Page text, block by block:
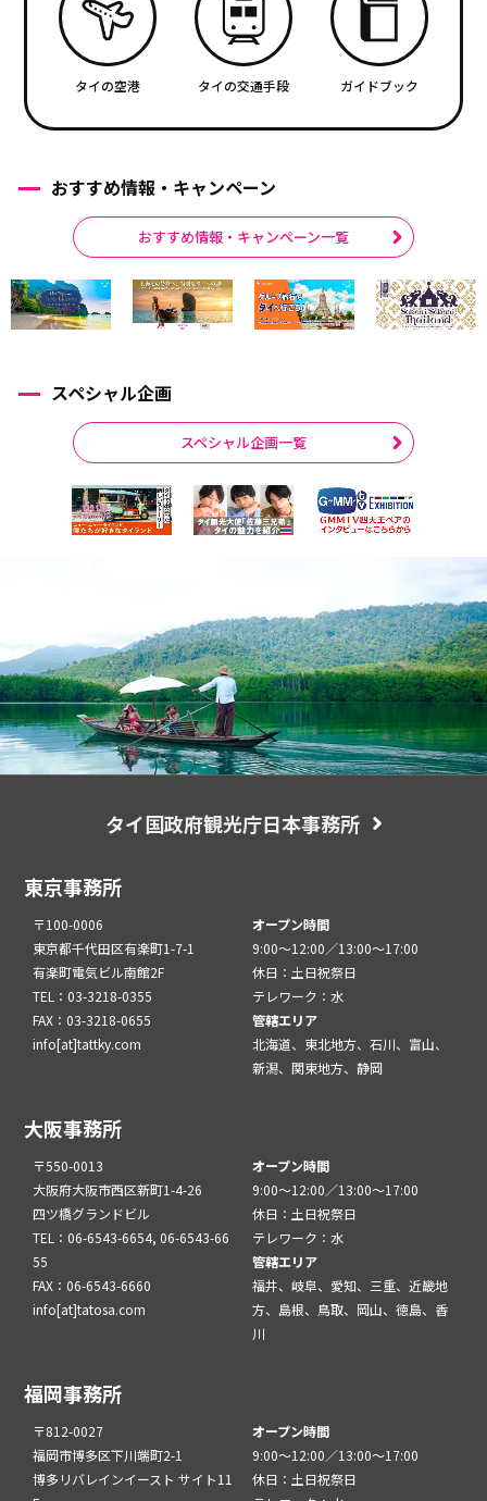
タイの空港 タイの交通手段 ガイドブック
おすすめ情報・キャンペーン
おすすめ情報・キャンペーン一覧
スペシャル企画
スペシャル企画一覧
タイ国政府観光庁日本事務所
東京事務所
〒100-0006
東京都千代田区有楽町1-7-1
有楽町電気ビル南館2F
TEL：03-3218-0355
FAX：03-3218-0655
info[at]tattky.com
オープン時間
9:00～12:00／13:00～17:00
休日：土日祝祭日
テレワーク：水
管轄エリア
北海道、東北地方、石川、富山、
新潟、関東地方、静岡
大阪事務所
〒550-0013
大阪府大阪市西区新町1-4-26
四ツ橋グランドビル
TEL：06-6543-6654, 06-6543-66
55
FAX：06-6543-6660
info[at]tatosa.com
オープン時間
9:00～12:00／13:00～17:00
休日：土日祝祭日
テレワーク：水
管轄エリア
福井、岐阜、愛知、三重、近畿地
方、島根、鳥取、岡山、徳島、香
川
福岡事務所
〒812-0027
福岡市博多区下川端町2-1
博多リバレインイースト サイト11
オープン時間
9:00～12:00／13:00～17:00
休日：土日祝祭日